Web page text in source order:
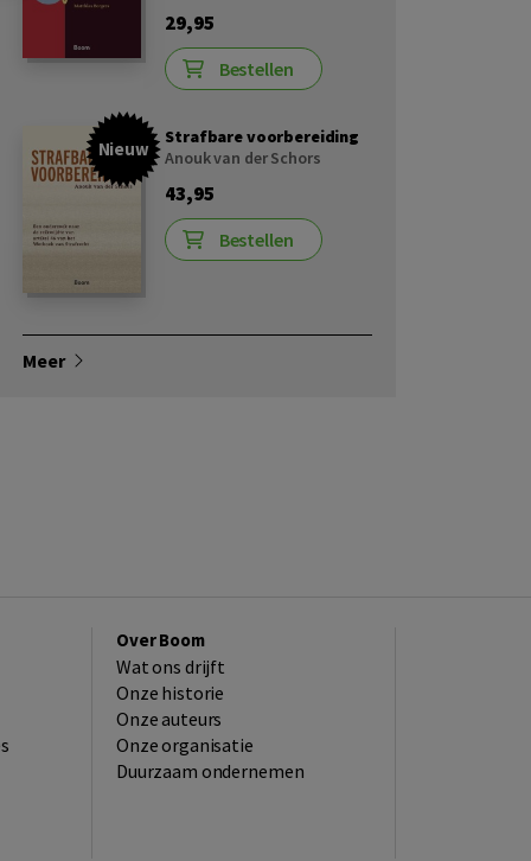
29,95
Bestellen
Nieuw
Strafbare voorbereiding
Anouk van der Schors
43,95
Bestellen
Meer
Over Boom
Wat ons drijft
Onze historie
Onze auteurs
Onze organisatie
Duurzaam ondernemen